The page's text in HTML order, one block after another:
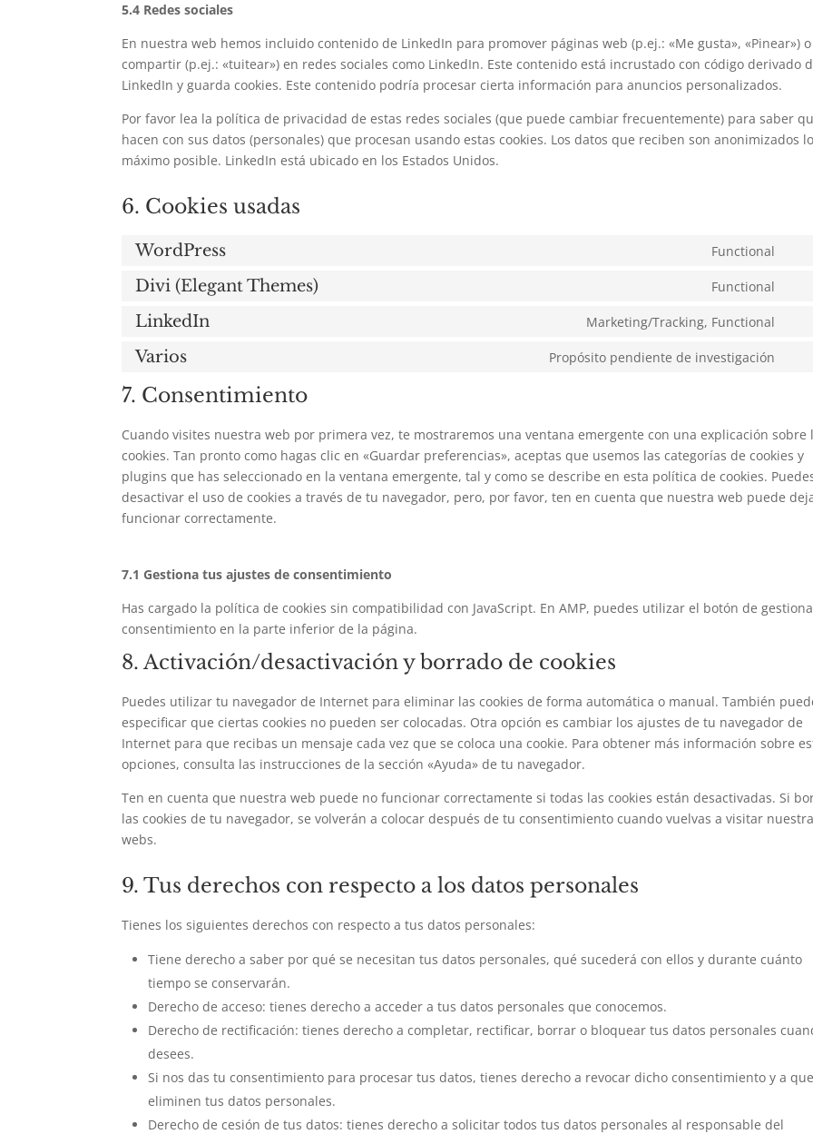
5.4 Redes sociales
En nuestra web hemos incluido contenido de LinkedIn para promover páginas web (p.ej.: «Me gusta», «Pinear») o
compartir (p.ej.: «tuitear») en redes sociales como LinkedIn. Este contenido está incrustado con código derivado
LinkedIn y guarda cookies. Este contenido podría procesar cierta información para anuncios personalizados.
Por favor lea la política de privacidad de estas redes sociales (que puede cambiar frecuentemente) para saber
hacen con sus datos (personales) que procesan usando estas cookies. Los datos que reciben son anonimizados lo
máximo posible. LinkedIn está ubicado en los Estados Unidos.
6. Cookies usadas
WordPress Functional
Divi (Elegant Themes) Functional
LinkedIn Marketing/Tracking, Functional
Varios Propósito pendiente de investigación
7. Consentimiento
Cuando visites nuestra web por primera vez, te mostraremos una ventana emergente con una explicación sobre
cookies. Tan pronto como hagas clic en «Guardar preferencias», aceptas que usemos las categorías de cookies y
plugins que has seleccionado en la ventana emergente, tal y como se describe en esta política de cookies.
desactivar el uso de cookies a través de tu navegador, pero, por favor, ten en cuenta que nuestra web puede
funcionar correctamente.
7.1 Gestiona tus ajustes de consentimiento
Has cargado la política de cookies sin compatibilidad con JavaScript. En AMP, puedes utilizar el botón de
consentimiento en la parte inferior de la página.
8. Activación/desactivación y borrado de cookies
Puedes utilizar tu navegador de Internet para eliminar las cookies de forma automática o manual. También
especificar que ciertas cookies no pueden ser colocadas. Otra opción es cambiar los ajustes de tu navegador de
Internet para que recibas un mensaje cada vez que se coloca una cookie. Para obtener más información sobre
opciones, consulta las instrucciones de la sección «Ayuda» de tu navegador.
Ten en cuenta que nuestra web puede no funcionar correctamente si todas las cookies están desactivadas. Si
las cookies de tu navegador, se volverán a colocar después de tu consentimiento cuando vuelvas a visitar
webs.
9. Tus derechos con respecto a los datos personales
Tienes los siguientes derechos con respecto a tus datos personales:
Tiene derecho a saber por qué se necesitan tus datos personales, qué sucederá con ellos y durante cuánto
tiempo se conservarán.
Derecho de acceso: tienes derecho a acceder a tus datos personales que conocemos.
Derecho de rectificación: tienes derecho a completar, rectificar, borrar o bloquear tus datos personales
desees.
Si nos das tu consentimiento para procesar tus datos, tienes derecho a revocar dicho consentimiento y a
eliminen tus datos personales.
Derecho de cesión de tus datos: tienes derecho a solicitar todos tus datos personales al responsable del